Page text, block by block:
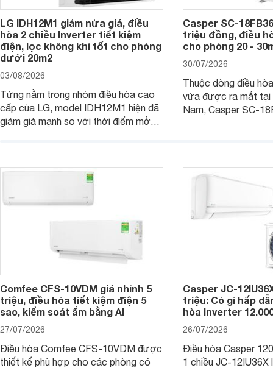
LG IDH12M1 giảm nửa giá, điều
hòa 2 chiều Inverter tiết kiệm
điện, lọc không khí tốt cho phòng
dưới 20m2
03/08/2026
Từng nằm trong nhóm điều hòa cao
cấp của LG, model IDH12M1 hiện đã
giảm giá mạnh so với thời điểm mở
đại.
Casper SC-
triệu đồng, điều
cho phòng 20 -
30/07/2026
Thuộc dòng điều
vừa được ra mắt
Nam, Casper SC-
nhiều tính năng và
Comfee CFS-10VDM giá nhỉnh 5
triệu, điều hòa tiết kiệm điện 5
sao, kiểm soát ẩm bằng AI
27/07/2026
Điều hòa Comfee CFS-10VDM được
thiết kế phù hợp cho các phòng có
Casper JC-
triệu: Có gì hấp
hòa Inverter
26/07/2026
Điều hòa Casper
1 chiều JC-12IU36X